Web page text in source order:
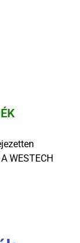
WESTECH